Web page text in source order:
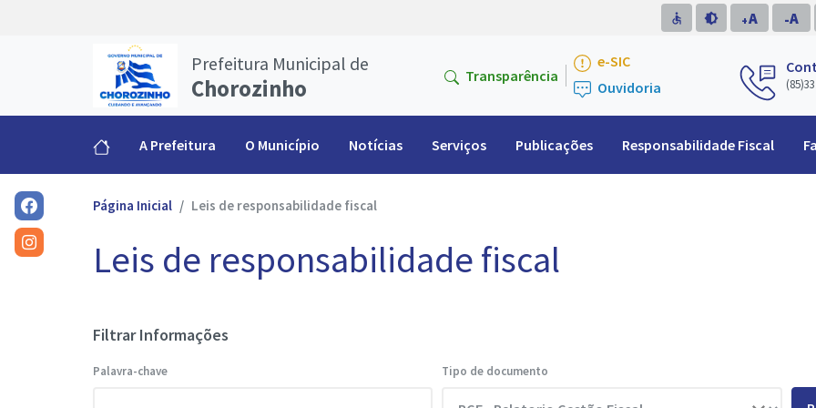
accessible brightness_medium A
+ A
-
Prefeitura Municipal de
Chorozinho Transparência
e-SIC
Ouvidoria
A Prefeitura O Município Notícias Serviços Publicações Responsabilidade Fiscal
Página Inicial Leis de responsabilidade fiscal
Leis de responsabilidade fiscal
Filtrar Informações
Palavra-chave Tipo de documento